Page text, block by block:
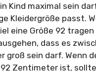
Kind maximal sein
Kleidergröße passt.
eine Größe 92
dass es
groß sein darf. Wenn
92 Zentimeter ist,